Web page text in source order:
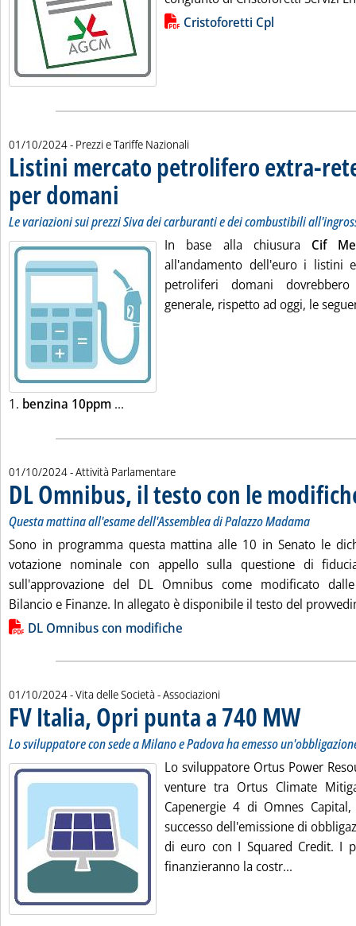
Lista allegati PDF alla notiziaCristoforetti Cpl
01/10/2024- Prezzi e Tariffe Nazionali
Listini mercato petrolifero extra-
per domani . Sottotitolo: Le variazioni sui prezzi Siva dei carburanti e dei
. Pubblicata martedì 01 ottobre 2024 alle 9.13.
Le variazioni sui prezzi Siva dei carburanti e dei combustibili
In base alla chiusura Cif
all'andamento dell'euro i listini
petroliferi domani
generale, rispetto ad oggi, le
1. benzina 10ppm ...
01/10/2024- Attività Parlamentare
DL Omnibus, il testo con le
Questa mattina all'esame dell'Assemblea di Palazzo Madama
Sono in programma questa mattina alle 10 in Senato le
votazione nominale con appello sulla questione di
sull'approvazione del DL Omnibus come modificato
Bilancio e Finanze. In allegato è disponibile il testo del
Lista allegati PDF alla notizia
DL Omnibus con modifiche
01/10/2024- Vita delle Società - Associazioni
FV Italia, Opri punta a 740 MW. Sottotitolo:
. Pubblicata
Lo sviluppatore con sede a Milano e Padova ha emesso
Lo sviluppatore Ortus Power
venture tra Ortus Climate
Capenergie 4 di Omnes
successo dell'emissione di
di euro con I Squared Credit. I
finanzieranno la costr...